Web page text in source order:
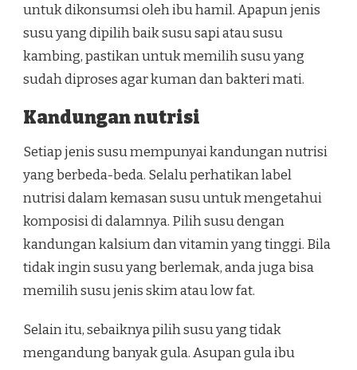
untuk dikonsumsi oleh ibu hamil. Apapun jenis
susu yang dipilih baik susu sapi atau susu
kambing, pastikan untuk memilih susu yang
sudah diproses agar kuman dan bakteri mati.
Kandungan nutrisi
Setiap jenis susu mempunyai kandungan nutrisi
yang berbeda-beda. Selalu perhatikan label
nutrisi dalam kemasan susu untuk mengetahui
komposisi di dalamnya. Pilih susu dengan
kandungan kalsium dan vitamin yang tinggi. Bila
tidak ingin susu yang berlemak, anda juga bisa
memilih susu jenis skim atau low fat.
Selain itu, sebaiknya pilih susu yang tidak
mengandung banyak gula. Asupan gula ibu